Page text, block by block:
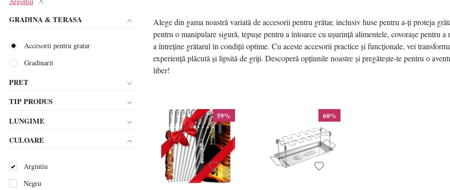
GRADINA & TERASA
Accesorii pentru gratar
Gradinarit
PRET
TIP PRODUS
LUNGIME
CULOARE
Argintiu
Negru
Alege din gama noastră variată de accesorii pentru grătar, inclusiv huse pentru a-ți proteja
pentru o manipulare sigură, tepușe pentru a întoarce cu ușurință alimentele, covorașe pentru
a întreține grătarul în condiții optime. Cu aceste accesorii practice și funcționale, vei
experiență plăcută și lipsită de griji. Descoperă opțiunile noastre și pregătește-te pentru o
liber!
59% 60%